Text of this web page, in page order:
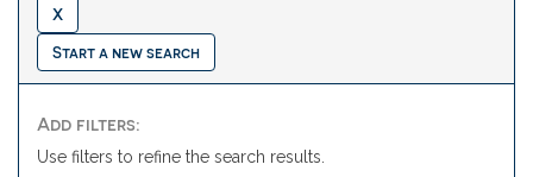
Start a new search
Add filters:
Use filters to refine the search results.